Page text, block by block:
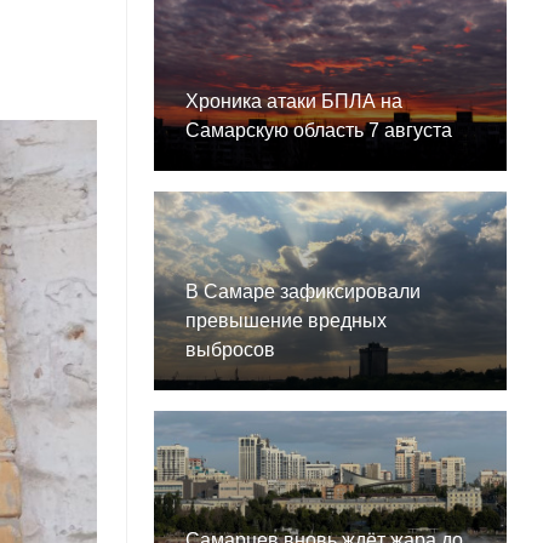
Хроника атаки БПЛА на
Самарскую область 7 августа
В Самаре зафиксировали
превышение вредных
выбросов